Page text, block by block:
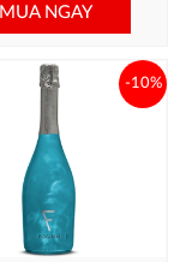
MUA NGAY
-10%